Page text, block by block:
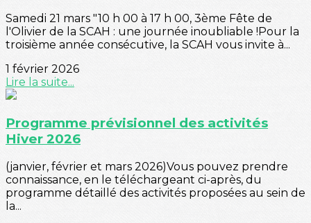
Samedi 21 mars "10 h 00 à 17 h 00, 3ème Fête de
l'Olivier de la SCAH : une journée inoubliable !Pour la
troisième année consécutive, la SCAH vous invite à...
1 février 2026
Lire la suite...
Programme prévisionnel des activités
Hiver 2026
(janvier, février et mars 2026)Vous pouvez prendre
connaissance, en le téléchargeant ci-après, du
programme détaillé des activités proposées au sein de
la...